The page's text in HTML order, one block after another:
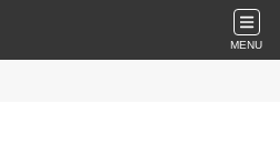
MENU